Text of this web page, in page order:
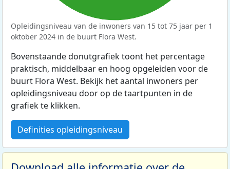
Opleidingsniveau van de inwoners van 15 tot 75 jaar per 1
oktober 2024 in de buurt Flora West.
Bovenstaande donutgrafiek toont het percentage
praktisch, middelbaar en hoog opgeleiden voor de
buurt Flora West. Bekijk het aantal inwoners per
opleidingsniveau door op de taartpunten in de
grafiek te klikken.
Definities opleidingsniveau